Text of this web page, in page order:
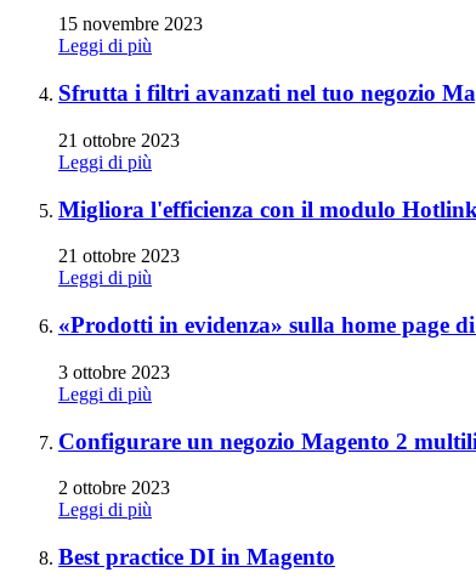
15 novembre 2023
Leggi di più
Sfrutta i filtri avanzati nel tuo negozio
21 ottobre 2023
Leggi di più
Migliora l'efficienza con il modulo
21 ottobre 2023
Leggi di più
«Prodotti in evidenza» sulla home page
3 ottobre 2023
Leggi di più
Configurare un negozio Magento 2
2 ottobre 2023
Leggi di più
Best practice DI in Magento